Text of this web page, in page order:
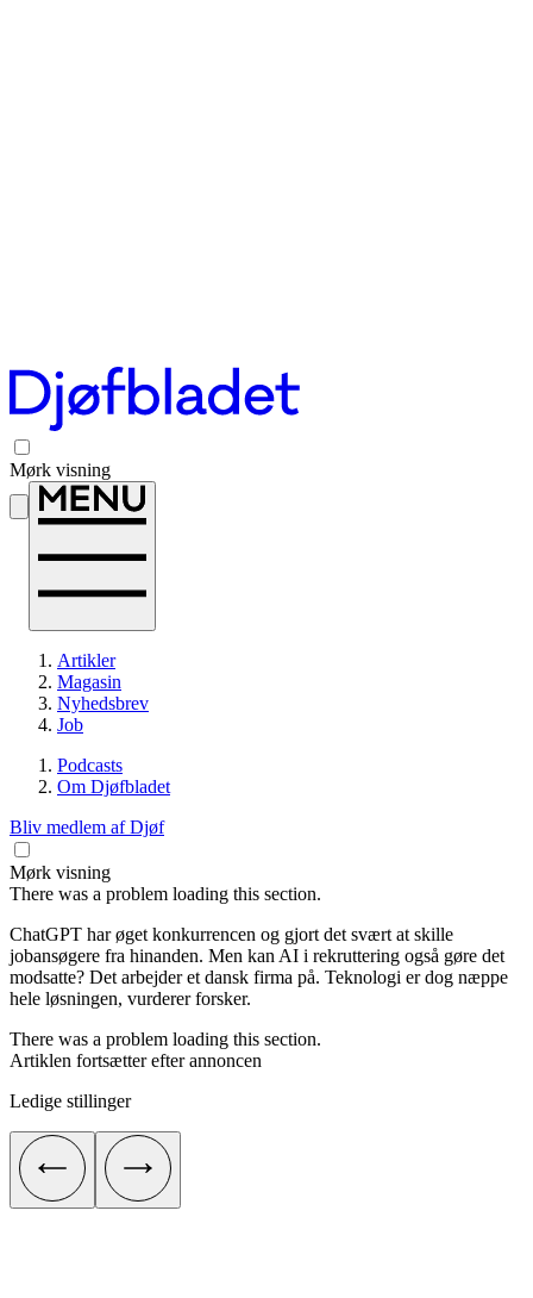
Mørk visning
Artikler
Magasin
Nyhedsbrev
Job
Podcasts
Om Djøfbladet
Bliv medlem af Djøf
Mørk visning
There was a problem loading this section.
ChatGPT har øget konkurrencen og gjort det svært at skille
jobansøgere fra hinanden. Men kan AI i rekruttering også gøre det
modsatte? Det arbejder et dansk firma på. Teknologi er dog næppe
hele løsningen, vurderer forsker.
There was a problem loading this section.
Artiklen fortsætter efter annoncen
Ledige stillinger